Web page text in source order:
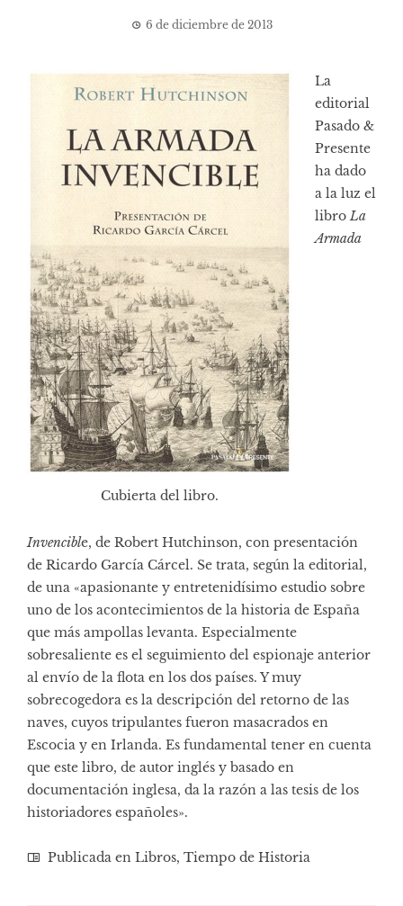
6 de diciembre de 2013
Cubierta del libro.
La
editorial
Pasado &
Presente
ha dado
a la luz el
libroLa
Armada
Invencible, de Robert Hutchinson, con presentación
de Ricardo García Cárcel. Se trata, según la editorial,
de una «apasionante y entretenidísimo estudio sobre
uno de los acontecimientos de la historia de España
que más ampollas levanta. Especialmente
sobresaliente es el seguimiento del espionaje anterior
al envío de la flota en los dos países. Y muy
sobrecogedora es la descripción del retorno de las
naves, cuyos tripulantes fueron masacrados en
Escocia y en Irlanda. Es fundamental tener en cuenta
que este libro, de autor inglés y basado en
documentación inglesa, da la razón a las tesis de los
historiadores españoles».
Publicada en Libros, Tiempo de Historia